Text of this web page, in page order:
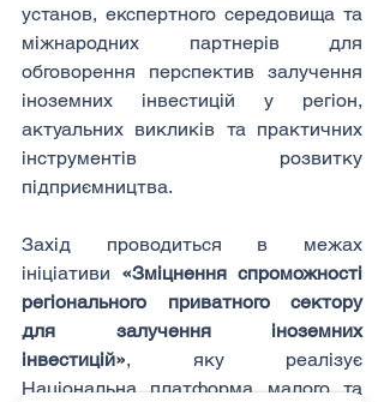
установ, експертного середовища та
міжнародних партнерів для
обговорення перспектив залучення
іноземних інвестицій у регіон,
актуальних викликів та практичних
інструментів розвитку
підприємництва.
Захід проводиться в межах
ініціативи «Зміцнення спроможності
регіонального приватного сектору
для залучення іноземних
інвестицій», яку реалізує
Національна платформа малого та